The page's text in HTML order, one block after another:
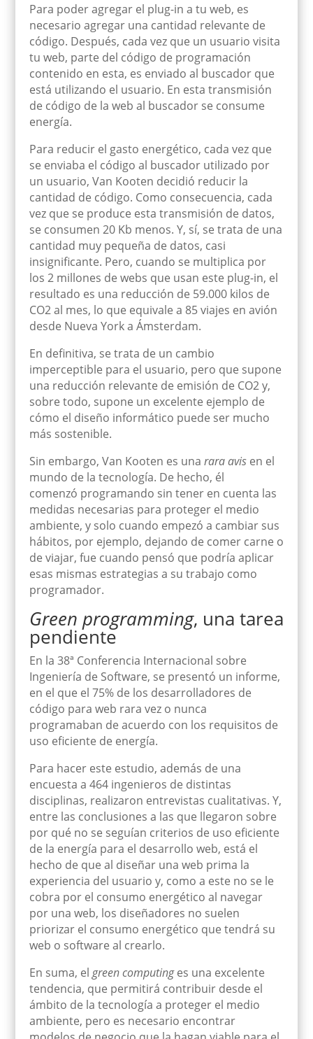
Para poder agregar el plug-in a tu web, es
necesario agregar una cantidad relevante de
código. Después, cada vez que un usuario visita
tu web, parte del código de programación
contenido en esta, es enviado al buscador que
está utilizando el usuario. En esta transmisión
de código de la web al buscador se consume
energía.
Para reducir el gasto energético, cada vez que
se enviaba el código al buscador utilizado por
un usuario, Van Kooten decidió reducir la
cantidad de código. Como consecuencia, cada
vez que se produce esta transmisión de datos,
se consumen 20 Kb menos. Y, sí, se trata de una
cantidad muy pequeña de datos, casi
insignificante. Pero, cuando se multiplica por
los 2 millones de webs que usan este plug-in, el
resultado es una reducción de 59.000 kilos de
CO2 al mes, lo que equivale a 85 viajes en avión
desde Nueva York a Ámsterdam.
En definitiva, se trata de un cambio
imperceptible para el usuario, pero que supone
una reducción relevante de emisión de CO2 y,
sobre todo, supone un excelente ejemplo de
cómo el diseño informático puede ser mucho
más sostenible.
Sin embargo, Van Kooten es una rara avisen el
mundo de la tecnología. De hecho, él
comenzó programando sin tener en cuenta las
medidas necesarias para proteger el medio
ambiente, y solo cuando empezó a cambiar sus
hábitos, por ejemplo, dejando de comer carne o
de viajar, fue cuando pensó que podría aplicar
esas mismas estrategias a su trabajo como
programador.
Green programming, una tarea
pendiente
En la 38ª Conferencia Internacional sobre
Ingeniería de Software, se presentó un informe,
en el que el 75% de los desarrolladores de
código para web rara vez o nunca
programaban de acuerdo con los requisitos de
uso eficiente de energía.
Para hacer este estudio, además de una
encuesta a 464 ingenieros de distintas
disciplinas, realizaron entrevistas cualitativas. Y,
entre las conclusiones a las que llegaron sobre
por qué no se seguían criterios de uso eficiente
de la energía para el desarrollo web, está el
hecho de que al diseñar una web prima la
experiencia del usuario y, como a este no se le
cobra por el consumo energético al navegar
por una web, los diseñadores no suelen
priorizar el consumo energético que tendrá su
web o software al crearlo.
En suma, el green computinges una excelente
tendencia, que permitirá contribuir desde el
ámbito de la tecnología a proteger el medio
ambiente, pero es necesario encontrar